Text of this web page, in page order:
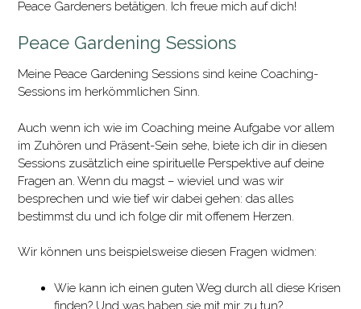
Peace Gardeners betätigen. Ich freue mich auf dich!
Peace Gardening Sessions
Meine Peace Gardening Sessions sind keine Coaching-
Sessions im herkömmlichen Sinn.
Auch wenn ich wie im Coaching meine Aufgabe vor allem
im Zuhören und Präsent-Sein sehe, biete ich dir in diesen
Sessions zusätzlich eine spirituelle Perspektive auf deine
Fragen an. Wenn du magst – wieviel und was wir
besprechen und wie tief wir dabei gehen: das alles
bestimmst du und ich folge dir mit offenem Herzen.
Wir können uns beispielsweise diesen Fragen widmen:
Wie kann ich einen guten Weg durch all diese Krisen
finden? Und was haben sie mit mir zu tun?